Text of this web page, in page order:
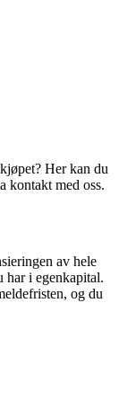
Her kan du
kontakt med oss.
av hele
har i egenkapital.
og du